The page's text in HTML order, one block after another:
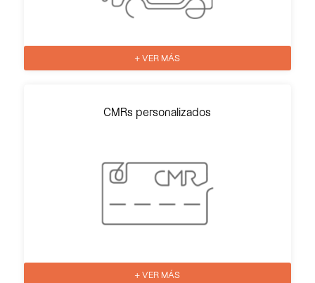
+ VER MÁS
CMRs personalizados
+ VER MÁS